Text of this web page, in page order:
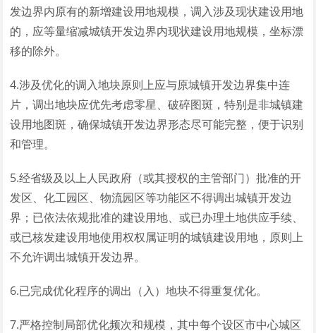
发边界内原有的新增建设用地规模，调入涉及现状建设用地
的，应等量缩减城镇开发边界内现状建设用地规模，坐标漂
移的除外。
4.涉及优化的调入地块原则上应与原城镇开发边界集中连
片，调出地块应优先考虑零星、破碎图斑，特别是非城镇建
设用地图斑，确保城镇开发边界形态尽可能完整，便于识别
和管理。
5.经省级及以上人民政府（或其授权的主管部门）批准的开
发区、化工园区、物流园区等功能区不得调出城镇开发边
界；已依法依规批准的建设用地、或已办理土地供应手续、
或已核发建设用地使用权权属证明的城镇建设用地，原则上
不允许调出城镇开发边界。
6.已完成优化程序的调出（入）地块不得重复优化。
7.严格控制局部优化频次和规模，其中每个设区市中心城区